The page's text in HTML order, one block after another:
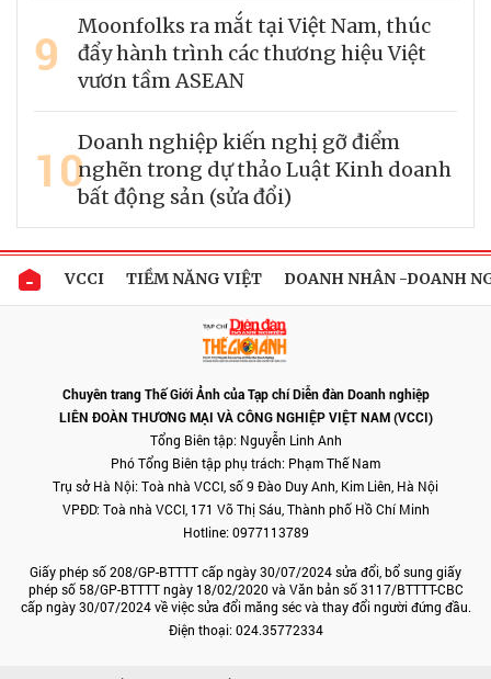
9
Moonfolks ra mắt tại Việt Nam, thúc
đẩy hành trình các thương hiệu Việt
vươn tầm ASEAN
10Doanh nghiệp kiến nghị gỡ điểm
nghẽn trong dự thảo Luật Kinh doanh
bất động sản (sửa đổi)
VCCI TIỀM NĂNG VIỆT DOANH NHÂN -DOANH
Chuyên trang Thế Giới Ảnh của Tạp chí Diễn đàn Doanh nghiệp
LIÊN ĐOÀN THƯƠNG MẠI VÀ CÔNG NGHIỆP VIỆT NAM (VCCI)
Tổng Biên tập: Nguyễn Linh Anh
Phó Tổng Biên tập phụ trách: Phạm Thế Nam
Trụ sở Hà Nội: Toà nhà VCCI, số 9 Đào Duy Anh, Kim Liên, Hà Nội
VPĐD: Toà nhà VCCI, 171 Võ Thị Sáu, Thành phố Hồ Chí Minh
Hotline: 0977113789
Giấy phép số 208/GP-BTTTT cấp ngày 30/07/2024 sửa đổi, bổ sung giấy
phép số 58/GP-BTTTT ngày 18/02/2020 và Văn bản số 3117/BTTTT-CBC
cấp ngày 30/07/2024 về việc sửa đổi măng séc và thay đổi người đứng đầu.
Điện thoại: 024.35772334